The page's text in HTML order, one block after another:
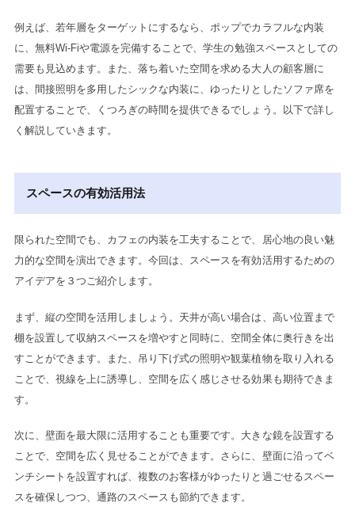
例えば、若年層をターゲットにするなら、ポップでカラフルな内装
に、無料Wi-Fiや電源を完備することで、学生の勉強スペースとしての
需要も見込めます。また、落ち着いた空間を求める大人の顧客層に
は、間接照明を多用したシックな内装に、ゆったりとしたソファ席を
配置することで、くつろぎの時間を提供できるでしょう。以下で詳し
く解説していきます。
スペースの有効活用法
限られた空間でも、カフェの内装を工夫することで、居心地の良い魅
力的な空間を演出できます。今回は、スペースを有効活用するための
アイデアを３つご紹介します。
まず、縦の空間を活用しましょう。天井が高い場合は、高い位置まで
棚を設置して収納スペースを増やすと同時に、空間全体に奥行きを出
すことができます。また、吊り下げ式の照明や観葉植物を取り入れる
ことで、視線を上に誘導し、空間を広く感じさせる効果も期待できま
す。
次に、壁面を最大限に活用することも重要です。大きな鏡を設置する
ことで、空間を広く見せることができます。さらに、壁面に沿ってベ
ンチシートを設置すれば、複数のお客様がゆったりと過ごせるスペー
スを確保しつつ、通路のスペースも節約できます。